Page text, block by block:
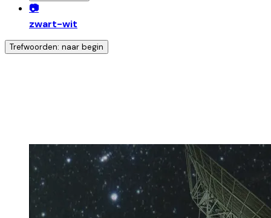
📷
zwart-wit
Trefwoorden: naar begin